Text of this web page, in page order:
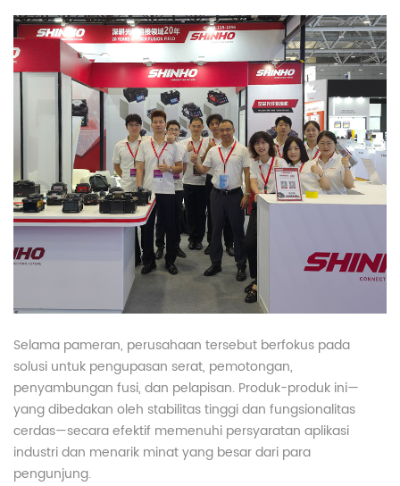
Selama pameran, perusahaan tersebut berfokus pada
solusi untuk pengupasan serat, pemotongan,
penyambungan fusi, dan pelapisan. Produk-produk ini—
yang dibedakan oleh stabilitas tinggi dan fungsionalitas
cerdas—secara efektif memenuhi persyaratan aplikasi
industri dan menarik minat yang besar dari para
pengunjung.